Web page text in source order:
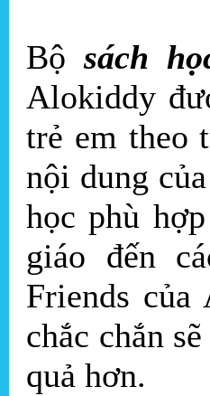
Bộsách
Alokiddy
trẻ em theo
nội dung
học phù
giáo đến
Friends
chắc chắn
quả hơn.